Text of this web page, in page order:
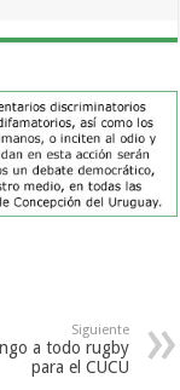
Siguiente
a todo rugby
para el CUCU